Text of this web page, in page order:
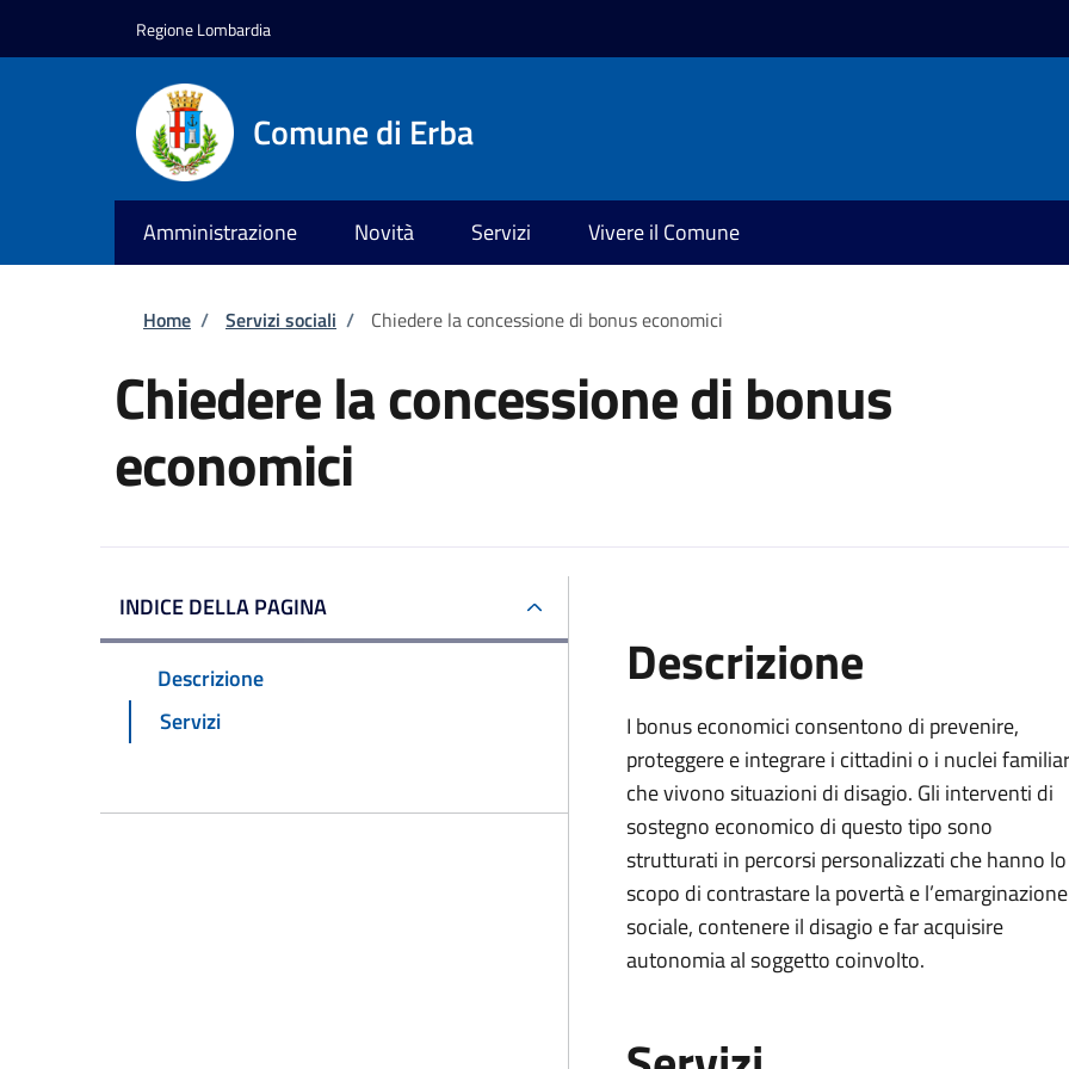
Regione Lombardia
Comune di Erba
Amministrazione Novità Servizi Vivere il Comune
Briciole di pane
Home / Servizi sociali / Chiedere la concessione di bonus economici
Chiedere la concessione di bonus
economici
INDICE DELLA PAGINA
Descrizione
Servizi
Descrizione
I bonus economici consentono di prevenire,
proteggere e integrare i cittadini o i nuclei
che vivono situazioni di disagio. Gli interventi di
sostegno economico di questo tipo sono
strutturati in percorsi personalizzati che hanno lo
scopo di contrastare la povertà e l’emarginazione
sociale, contenere il disagio e far acquisire
autonomia al soggetto coinvolto.